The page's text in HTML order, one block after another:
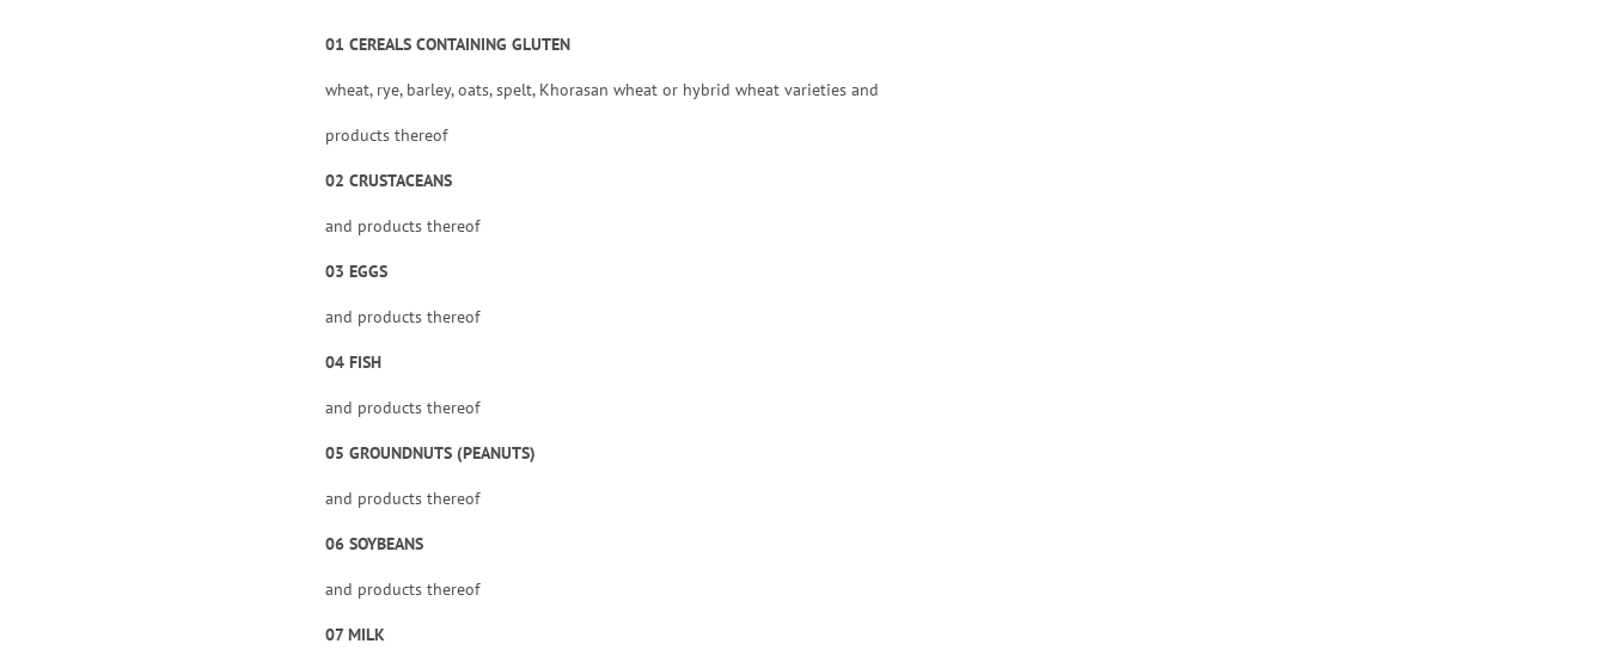
01 CEREALS CONTAINING GLUTEN
wheat, rye, barley, oats, spelt, Khorasan wheat or hybrid wheat varieties and
products thereof
02 CRUSTACEANS
and products thereof
03 EGGS
and products thereof
04 FISH
and products thereof
05 GROUNDNUTS (PEANUTS)
and products thereof
06 SOYBEANS
and products thereof
07 MILK